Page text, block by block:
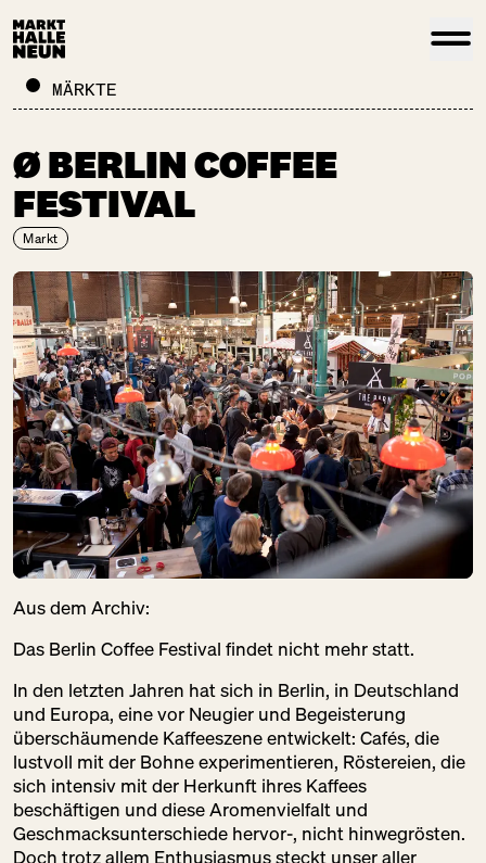
MÄRKTE
Ø BERLIN COFFEE
FESTIVAL
Markt
Aus dem Archiv:
Das Berlin Coffee Festival findet nicht mehr statt.
In den letzten Jahren hat sich in Berlin, in Deutschland
und Europa, eine vor Neugier und Begeisterung
überschäumende Kaffeeszene entwickelt: Cafés, die
lustvoll mit der Bohne experimentieren, Röstereien, die
sich intensiv mit der Herkunft ihres Kaffees
beschäftigen und diese Aromenvielfalt und
Geschmacksunterschiede hervor-, nicht hinwegrösten.
Doch trotz allem Enthusiasmus steckt unser aller